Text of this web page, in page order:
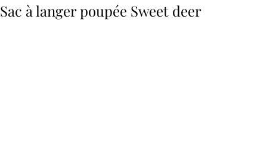
Sac à langer poupée Sweet deer